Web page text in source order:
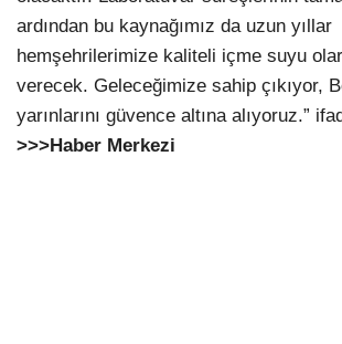
ardından bu kaynağımız da uzun yıllar
hemşehrilerimize kaliteli içme suyu
verecek. Geleceğimize sahip çıkıyor,
yarınlarını güvence altına alıyoruz.”
>>>Haber Merkezi